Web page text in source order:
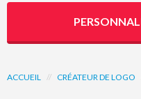
ACCUEIL // CRÉATEUR DE LOGO